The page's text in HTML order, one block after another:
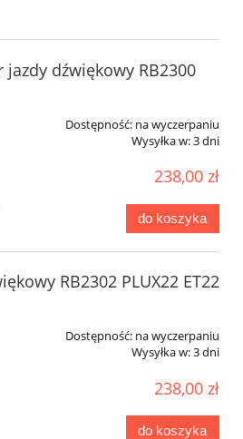
jazdy dźwiękowy RB2300
Dostępność: na wyczerpaniu
Wysyłka w:3 dni
238,00 zł
do koszyka
RB2302 PLUX22 ET22
Dostępność: na wyczerpaniu
Wysyłka w:3 dni
238,00 zł
do koszyka